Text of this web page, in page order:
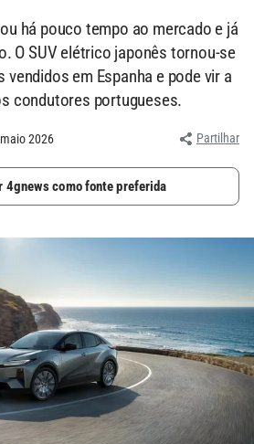
há pouco tempo ao mercado e já
O SUV elétrico japonês tornou-se
em Espanha e pode vir a
condutores portugueses.
2026 Partilhar
4gnews como fonte preferida